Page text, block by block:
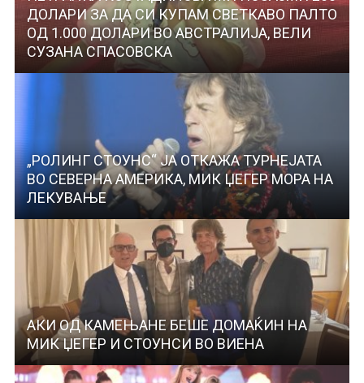
ДОЛАРИ ЗА ДА СИ КУПАМ СВЕТКАВО ПАЛТО
ОД 1.000 ДОЛАРИ ВО АВСТРАЛИЈА, ВЕЛИ
СУЗАНА СПАСОВСКА
„РОЛИНГ СТОУНС“ ЈА ОТКАЖА ТУРНЕЈАТА
ВО СЕВЕРНА АМЕРИКА, МИК ЏЕГЕР МОРА НА
ЛЕКУВАЊЕ
АКИ ОД КАМЕЊАНЕ БЕШЕ ДОМАЌИН НА
МИК ЏЕГЕР И СТОУНСИ ВО ВИЕНА